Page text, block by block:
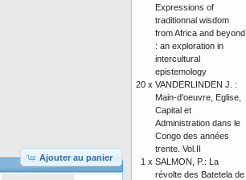
Ajouter au panier
Expressions of
traditionnal wisdom
from Africa and beyond
: an exploration in
intercultural
epistemology
20 x VANDERLINDEN J. :
Main-d'oeuvre, Eglise,
Capital et
Administration dans le
Congo des années
trente. Vol.II
1 x SALMON, P.: La
révolte des Batetela de